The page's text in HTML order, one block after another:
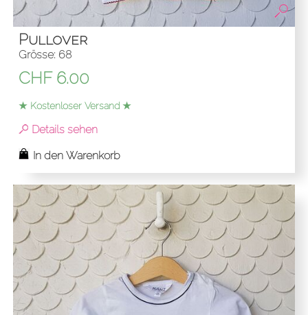
Pullover
Grösse: 68
CHF6.00
★ Kostenloser Versand ★
Details sehen